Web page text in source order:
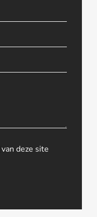
van deze site